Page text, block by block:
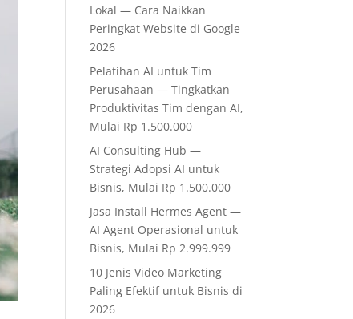
Lokal — Cara Naikkan
Peringkat Website di Google
2026
Pelatihan AI untuk Tim
Perusahaan — Tingkatkan
Produktivitas Tim dengan AI,
Mulai Rp 1.500.000
AI Consulting Hub —
Strategi Adopsi AI untuk
Bisnis, Mulai Rp 1.500.000
Jasa Install Hermes Agent —
AI Agent Operasional untuk
Bisnis, Mulai Rp 2.999.999
10 Jenis Video Marketing
Paling Efektif untuk Bisnis di
2026